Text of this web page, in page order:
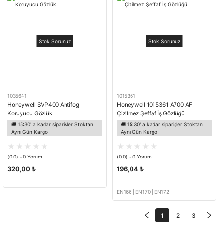
Stok Sorunuz
1035641
Honeywell SVP400 Antifog
Koruyucu Gözlük
🚚 15:30' a kadar siparişler Stoktan
Aynı Gün Kargo
(0.0) - 0 Yorum
320,00 ₺
Stok Sorunuz
1015361
Honeywell 1015361 A700 AF
Çizilmez Şeffaf İş Gözlüğü
🚚 15:30' a kadar siparişler Stoktan
Aynı Gün Kargo
(0.0) - 0 Yorum
196,04 ₺
EN166 | EN170 | EN172
1 2 3